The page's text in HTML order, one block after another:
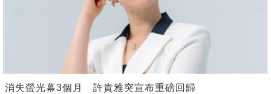
消失螢光幕3個月 許貴雅突宣布重磅回歸